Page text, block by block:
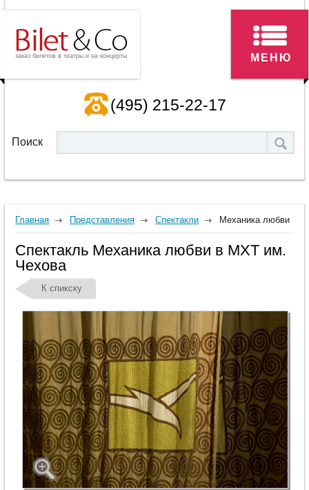
заказ билетов в театры и на концерты
(495) 215-22-17
Поиск
МЕНЮ
Главная Представления Спектакли Механика любви
Спектакль Механика любви в МХТ им.
Чехова
К спикску